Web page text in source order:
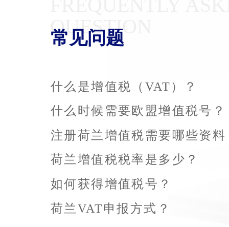
QUESTION
常见问题
什么是增值税（VAT）？
什么时候需要欧盟增值税号？
注册荷兰增值税需要哪些资料
荷兰增值税税率是多少？
如何获得增值税号？
荷兰VAT申报方式？